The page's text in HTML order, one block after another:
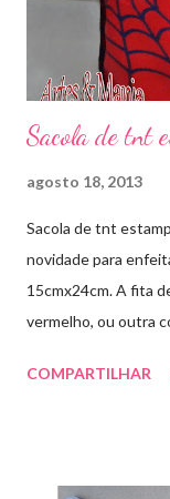
Sacola de tnt
agosto 18, 2013
Sacola de tnt
novidade para
15cmx24cm. A fita
vermelho, ou outra
COMPARTILHAR